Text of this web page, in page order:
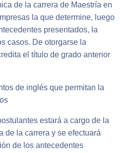
de la carrera de Maestría en
la que determine, luego
presentados, la
casos. De otorgarse la
el título de grado anterior
de inglés que permitan la
estará a cargo de la
de la carrera y se efectuará
de los antecedentes